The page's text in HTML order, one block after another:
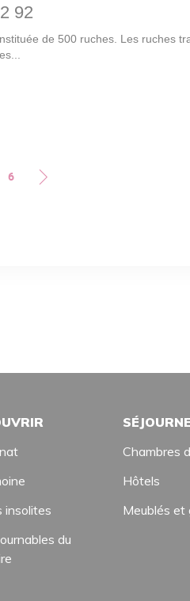
insolites
du
Chambres
Hôtels
Meublés et